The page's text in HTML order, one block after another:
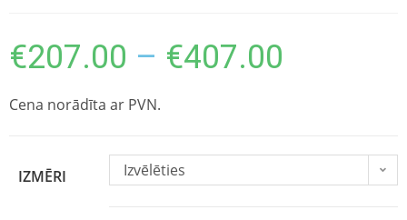
€207.00 – €407.00
Cena norādīta ar PVN.
IZMĒRI Izvēlēties